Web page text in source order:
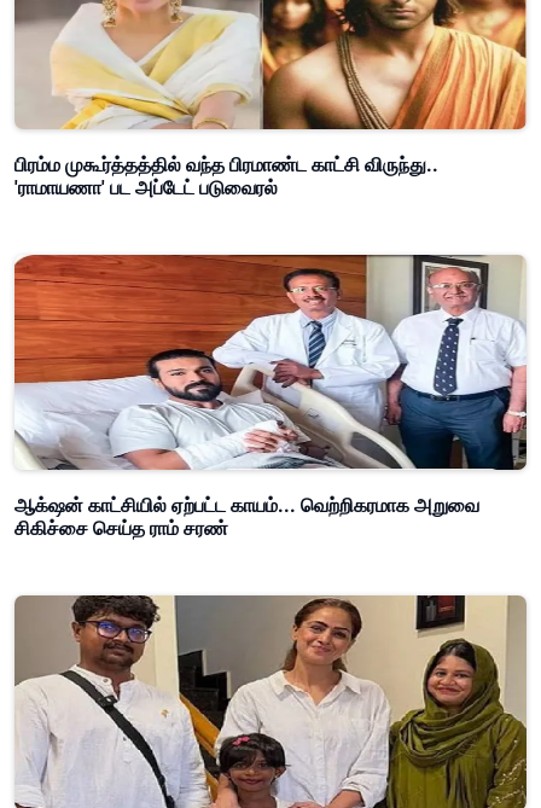
பிரம்ம முகூர்த்தத்தில் வந்த பிரமாண்ட காட்சி விருந்து..
'ராமாயணா' பட அப்டேட் படுவைரல்
ஆக்‌ஷன் காட்சியில் ஏற்பட்ட காயம்... வெற்றிகரமாக அறுவை
சிகிச்சை செய்த ராம் சரண்